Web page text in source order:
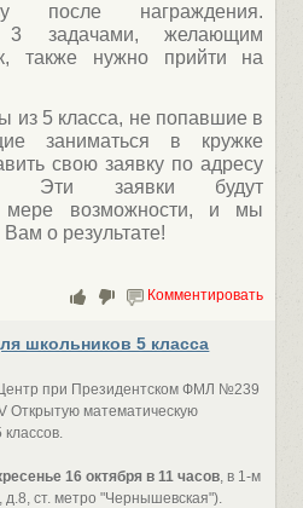
после награждения.
3 задачами, желающим
также нужно прийти на
из 5 класса, не попавшие в
заниматься в кружке
свою заявку по адресу
Эти заявки будут
мере возможности, и мы
о результате!
Комментировать
школьников 5 класса
при Президентском ФМЛ №239
Открытую математическую
16 октября в 11 часов, в 1-м
д.8, ст. метро "Чернышевская").